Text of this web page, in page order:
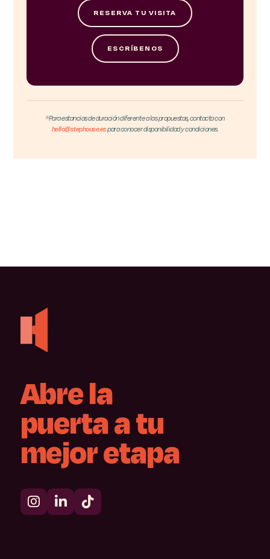
RESERVA TU VISITA
ESCRÍBENOS
*Para estancias de duración diferente a las propuestas, contacta con
hello@stephouse.espara conocer disponibilidad y condiciones.
Abrela
puertaatu
mejoretapa